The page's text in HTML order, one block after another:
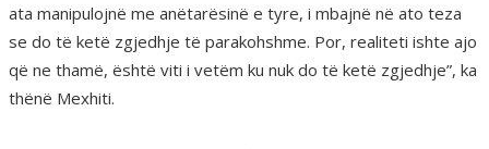
ata manipulojnë me anëtarësinë e tyre, i mbajnë në ato teza
se do të ketë zgjedhje të parakohshme. Por, realiteti ishte ajo
që ne thamë, është viti i vetëm ku nuk do të ketë zgjedhje”, ka
thënë Mexhiti.